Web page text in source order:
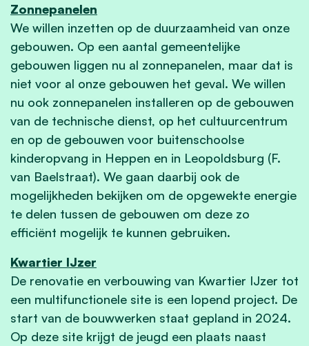
Zonnepanelen
We willen inzetten op de duurzaamheid van onze
gebouwen. Op een aantal gemeentelijke
gebouwen liggen nu al zonnepanelen, maar dat is
niet voor al onze gebouwen het geval. We willen
nu ook zonnepanelen installeren op de gebouwen
van de technische dienst, op het cultuurcentrum
en op de gebouwen voor buitenschoolse
kinderopvang in Heppen en in Leopoldsburg (F.
van Baelstraat). We gaan daarbij ook de
mogelijkheden bekijken om de opgewekte energie
te delen tussen de gebouwen om deze zo
efficiënt mogelijk te kunnen gebruiken.
Kwartier IJzer
De renovatie en verbouwing van Kwartier IJzer tot
een multifunctionele site is een lopend project. De
start van de bouwwerken staat gepland in 2024.
Op deze site krijgt de jeugd een plaats naast